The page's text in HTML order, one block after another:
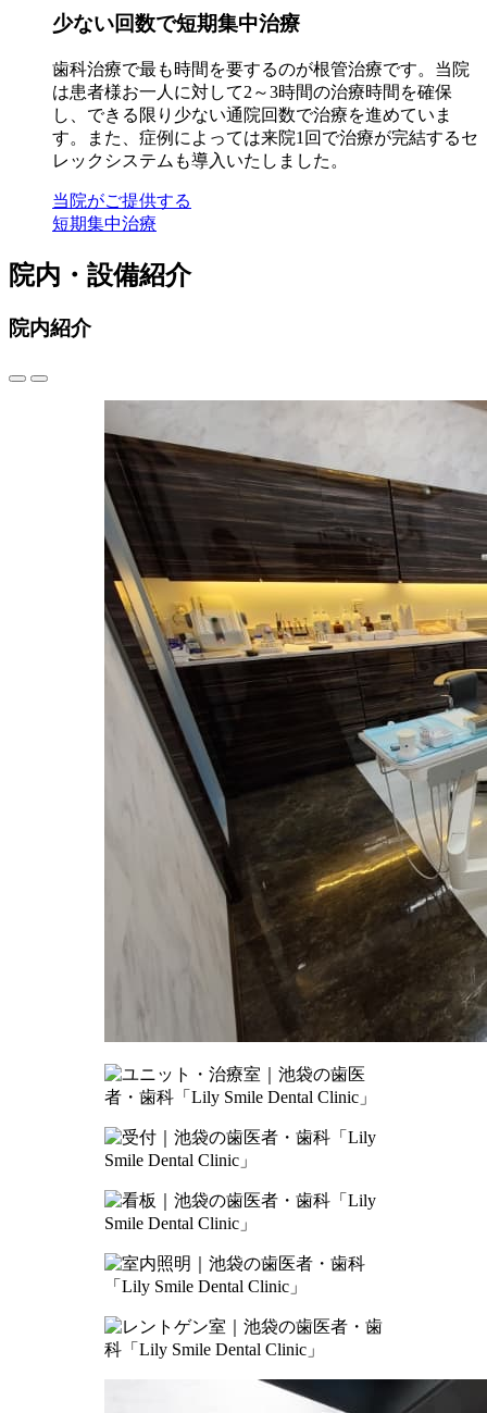
少ない回数で短期集中治療
歯科治療で最も時間を要するのが根管治療です。当院
は患者様お一人に対して2～3時間の治療時間を確保
し、できる限り少ない通院回数で治療を進めていま
す。また、症例によっては来院1回で治療が完結するセ
レックシステム も導入いたしました。
当院がご提供する
短期集中治療
院内・設備紹介
院内紹介